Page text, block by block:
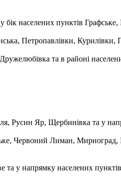
населених пунктів Графське,
Петропавлівки,
та в районі
Русин Яр, Щербинівка та у
Червоний Лиман, Мирноград,
у напрямку населених